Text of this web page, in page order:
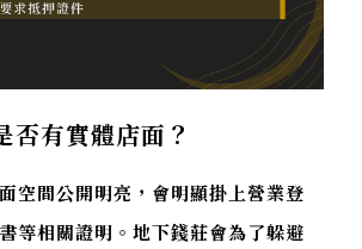
否有實體店面？
空間公開明亮，會明顯掛上營業登
等相關證明。地下錢莊會為了躲避